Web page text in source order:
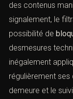
des contenus
signalement, le
possibilité de
desmesures
inégalement
régulièrement
demeure et le